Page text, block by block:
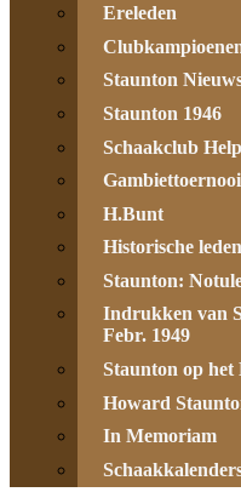
Ereleden
Staunton
Staunton 1946
Schaakclub
H.Bunt
Historische
Staunton:
Indrukken van
Febr. 1949
Staunton op het
Howard
In Memoriam